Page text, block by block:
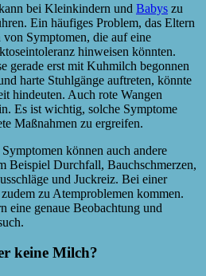
bei Kleinkindern und Babys zu
Ein häufiges Problem, das Eltern
Symptomen, die auf eine
hinweisen könnten.
gerade erst mit Kuhmilch begonnen
harte Stuhlgänge auftreten, könnte
hindeuten. Auch rote Wangen
Es ist wichtig, solche Symptome
Maßnahmen zu ergreifen.
können auch andere
Beispiel Durchfall, Bauchschmerzen,
und Juckreiz. Bei einer
zu Atemproblemen kommen.
eine genaue Beobachtung und
keine Milch?